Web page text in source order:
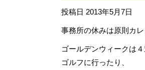
投稿日 2013年5月7日
事務所の休みは原則カレ
ゴールデンウィークは
ゴルフに行ったり、